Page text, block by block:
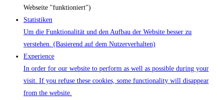
Webseite "funktioniert")
Statistiken
Um die Funktionalität und den Aufbau der Website besser zu
verstehen. (Basierend auf dem Nutzerverhalten)
Experience
In order for our website to perform as well as possible during your
visit. If you refuse these cookies, some functionality will disappear
from the website.